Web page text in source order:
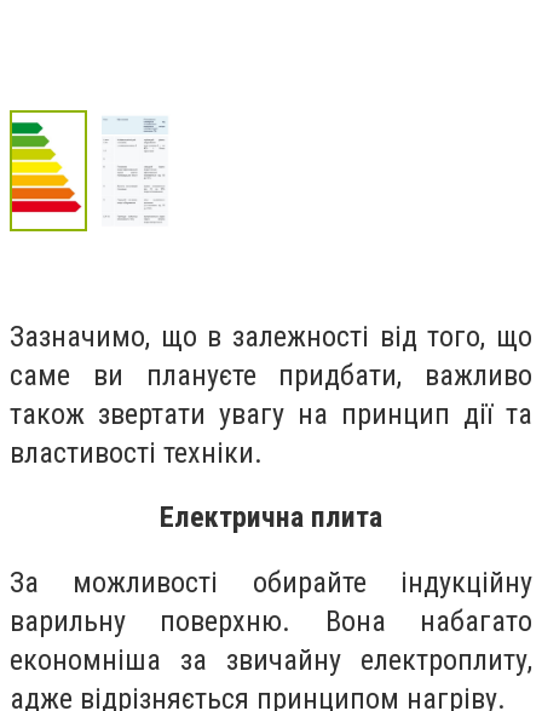
Зазначимо, що в залежності від того, що
саме ви плануєте придбати, важливо
також звертати увагу на принцип дії та
властивості техніки.
Електрична плита
За можливості обирайте індукційну
варильну поверхню. Вона набагато
економніша за звичайну електроплиту,
адже відрізняється принципом нагріву.